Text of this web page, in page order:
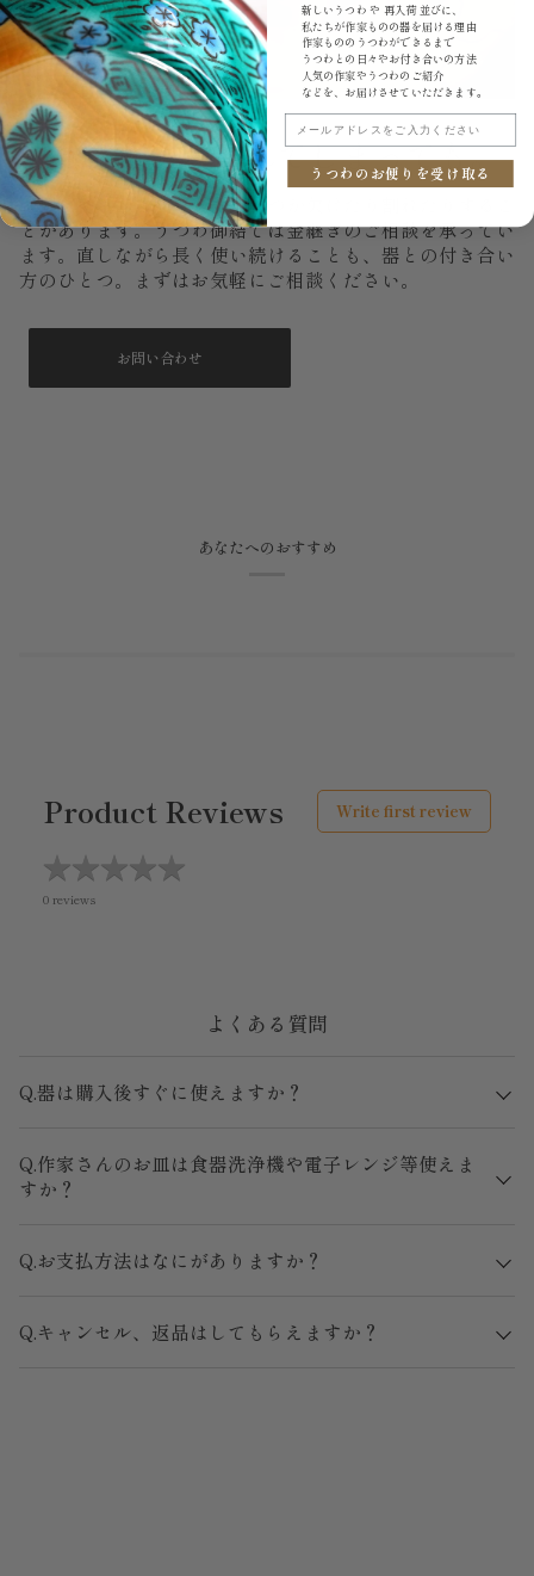
もし、いつか割れてしまっても。
大切に使っていても、器はいつか欠けたり割れたりするこ
とがあります。うつわ御結では金継ぎのご相談を承ってい
ます。直しながら長く使い続けることも、器との付き合い
方のひとつ。まずはお気軽にご相談ください。
お問い合わせ
あなたへのおすすめ
Product Reviews Write first review
★★★★★
★★★★★
0 reviews
よくある質問
Q.器は購入後すぐに使えますか？
Q.作家さんのお皿は食器洗浄機や電子レンジ等使えま
すか？
Q.お支払方法はなにがありますか？
Q.キャンセル、返品はしてもらえますか？
新しいうつわ や 再入荷 並びに、
私たちが作家ものの器を届ける理由
作家もののうつわができるまで
うつわとの日々やお付き合いの方法
人気の作家やうつわのご紹介
などを、お届けさせていただきます。
うつわのお便りを受け取る